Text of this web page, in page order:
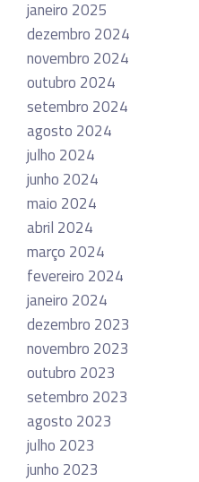
janeiro 2025
dezembro 2024
novembro 2024
outubro 2024
setembro 2024
agosto 2024
julho 2024
junho 2024
maio 2024
abril 2024
março 2024
fevereiro 2024
janeiro 2024
dezembro 2023
novembro 2023
outubro 2023
setembro 2023
agosto 2023
julho 2023
junho 2023